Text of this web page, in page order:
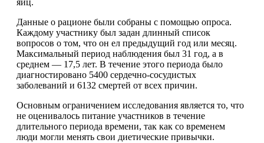
Данные о рационе были собраны с помощью опроса.
Каждому участнику был задан длинный список
вопросов о том, что он ел предыдущий год или месяц.
Максимальный период наблюдения был 31 год, а в
среднем — 17,5 лет. В течение этого периода было
диагностировано 5400 сердечно-сосудистых
заболеваний и 6132 смертей от всех причин.
Основным ограничением исследования является то, что
не оценивалось питание участников в течение
длительного периода времени, так как со временем
люди могли менять свои диетические привычки.